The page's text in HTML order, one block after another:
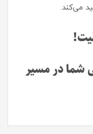
می‌کند.
شما در مسیر